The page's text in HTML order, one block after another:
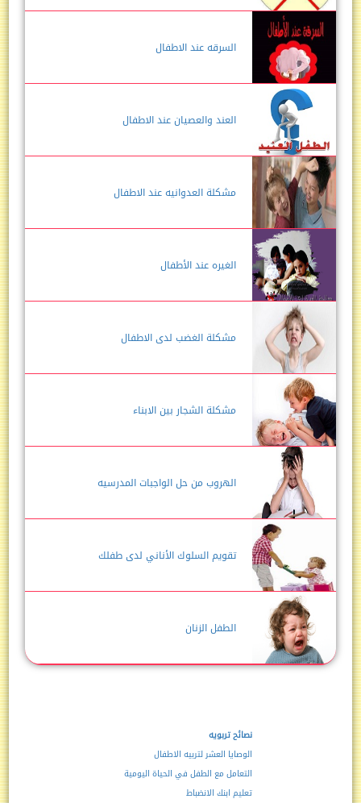
السرقه عند الاطفال
العند والعصيان عند الاطفال
مشكلة العدوانيه عند الاطفال
الغيره عند الأطفال
مشكلة الغضب لدى الاطفال
مشكلة الشجار بين الابناء
الهروب من حل الواجبات المدرسيه
تقويم السلوك الأناني لدى طفلك
الطفل الزنان
نصائح تربويه
الوصايا العشر لتربيه الاطفال
التعامل مع الطفل في الحياة اليومية
تعليم ابنك الانضباط